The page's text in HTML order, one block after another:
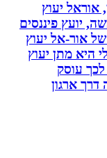
יעוץ
פיננסים
אל יעוץ
מתן יעוץ